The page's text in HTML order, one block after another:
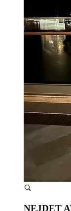
NEJDET